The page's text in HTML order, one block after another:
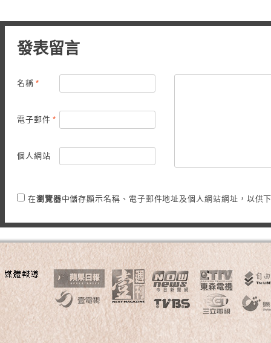
發表留言
名稱 *
電子郵件 *
個人網站
在瀏覽器中儲存顯示名稱、電子郵件地址及個人網站網址，以供